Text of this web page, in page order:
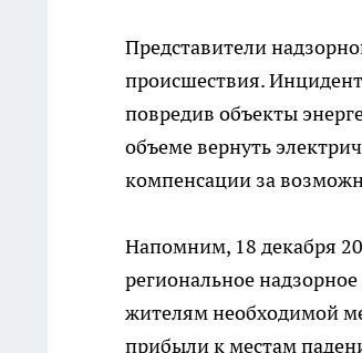
Представители
происшествия.
повредив объекты
объеме вернуть
компенсации за
Напомним, 18 декабря
региональное
жителям необходимой
прибыли к местам